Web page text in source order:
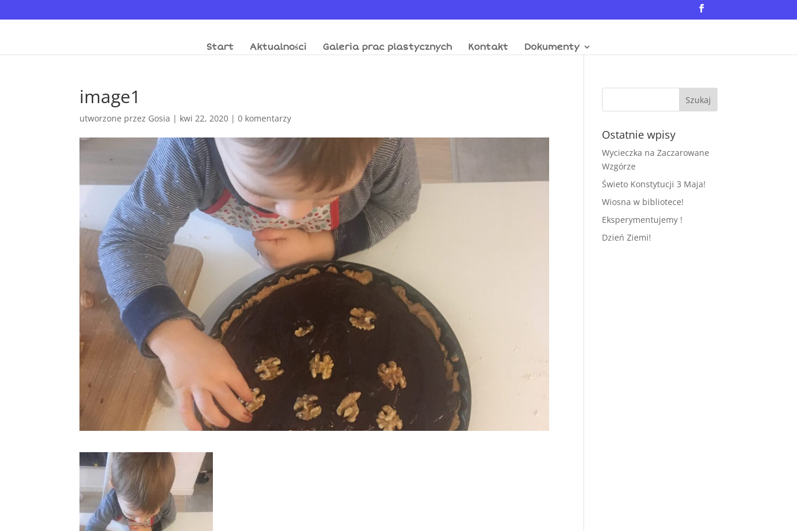
Start Aktualności Galeria prac plastycznych Kontakt Dokumenty
image1
utworzone przez Gosia | kwi 22, 2020 |0 komentarzy
Ostatnie wpisy
Wycieczka na Zaczarowane
Wzgórze
Świeto Konstytucji 3 Maja!
Wiosna w bibliotece!
Eksperymentujemy !
Dzień Ziemi!